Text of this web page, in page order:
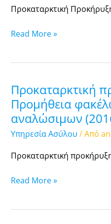
Προκαταρκτική
ηλεκτρονικού
(2016/S
Read More »
Προκαταρκτική
Προμήθεια
αναλώσιμων
Υπηρεσία Ασύλου / Από
Προκαταρκτική
Προκαταρκτική
προκήρυξη
για
Προμήθεια
φακέλων
λοιπών
Read More »